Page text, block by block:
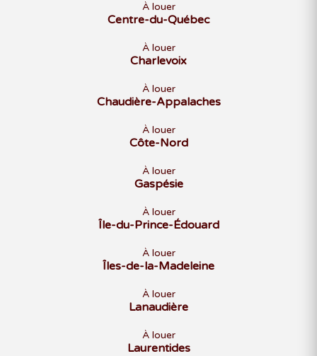
À louer
Centre-du-Québec
À louer
Charlevoix
À louer
Chaudière-Appalaches
À louer
Côte-Nord
À louer
Gaspésie
À louer
Île-du-Prince-Édouard
À louer
Îles-de-la-Madeleine
À louer
Lanaudière
À louer
Laurentides